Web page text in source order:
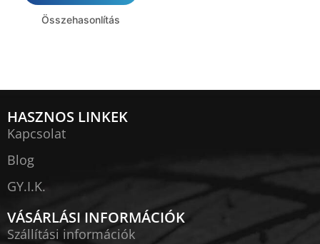
Összehasonlítás
HASZNOS LINKEK
Kapcsolat
Blog
GY.I.K.
VÁSÁRLÁSI INFORMÁCIÓK
Szállítási információk